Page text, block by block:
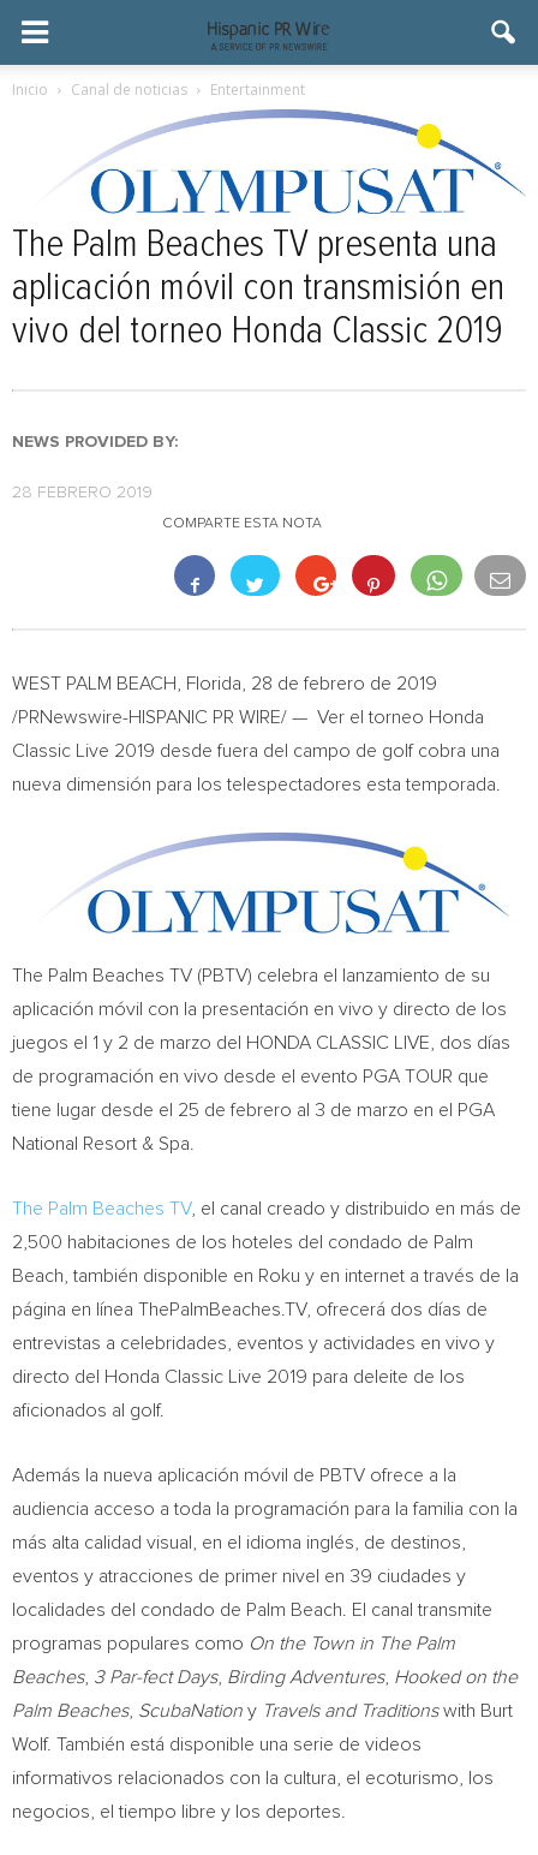
Inicio Canal de noticias Entertainment
The Palm Beaches TV presenta una
aplicación móvil con transmisión en
vivo del torneo Honda Classic 2019
NEWS PROVIDED BY:
28 FEBRERO 2019
COMPARTE ESTA NOTA
WEST PALM BEACH, Florida , 28 de febrero de 2019
/PRNewswire-HISPANIC PR WIRE/ — Ver el torneo Honda
Classic Live 2019 desde fuera del campo de golf cobra una
nueva dimensión para los telespectadores esta temporada.
The Palm Beaches TV (PBTV) celebra el lanzamiento de su
aplicación móvil con la presentación en vivo y directo de los
juegos el 1 y 2 de marzo del HONDA CLASSIC LIVE, dos días
de programación en vivo desde el evento PGA TOUR que
tiene lugar desde el 25 de febrero al 3 de marzo en el PGA
National Resort & Spa.
The Palm Beaches TV, el canal creado y distribuido en más de
2,500 habitaciones de los hoteles del condado de Palm
Beach , también disponible en Roku y en internet a través de la
página en línea ThePalmBeaches.TV, ofrecerá dos días de
entrevistas a celebridades, eventos y actividades en vivo y
directo del Honda Classic Live 2019 para deleite de los
aficionados al golf.
Además la nueva aplicación móvil de PBTV ofrece a la
audiencia acceso a toda la programación para la familia con la
más alta calidad visual, en el idioma inglés, de destinos,
eventos y atracciones de primer nivel en 39 ciudades y
localidades del condado de Palm Beach . El canal transmite
programas populares como On the Town in The Palm
Beaches, 3 Par-fect Days, Birding Adventures, Hooked on the
Palm Beaches, ScubaNation y Travels and Traditionswith Burt
Wolf. También está disponible una serie de videos
informativos relacionados con la cultura, el ecoturismo, los
negocios, el tiempo libre y los deportes.